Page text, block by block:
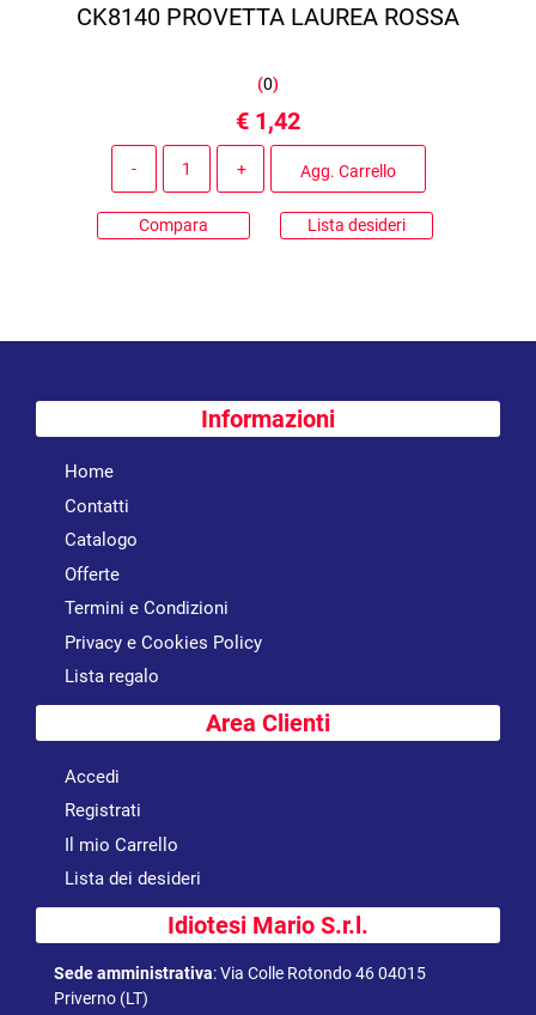
CK8140 PROVETTA LAUREA ROSSA
(0)
€ 1,42
Agg. Carrello
Compara Lista desideri
Informazioni
Home
Contatti
Catalogo
Offerte
Termini e Condizioni
Privacy e Cookies Policy
Lista regalo
Area Clienti
Accedi
Registrati
Il mio Carrello
Lista dei desideri
Idiotesi Mario S.r.l.
Sede amministrativa:Via Colle Rotondo 46 04015
Priverno (LT)